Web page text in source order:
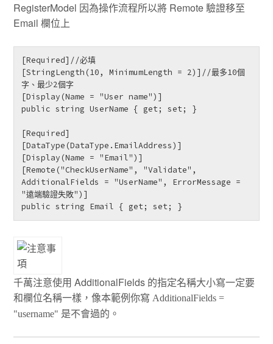
RegisterModel 因為操作流程所以將 Remote 驗證移至
Email 欄位上
[Required]//必填
[StringLength(10, MinimumLength = 2)]//最多10個
字、最少2個字
[Display(Name = "User name")]
public string UserName { get; set; }
[Required]
[DataType(DataType.EmailAddress)]
[Display(Name = "Email")]
[Remote("CheckUserName", "Validate",
AdditionalFields = "UserName", ErrorMessage =
"遠端驗證失敗")]
public string Email { get; set; }
千萬注意使用 AdditionalFields 的指定名稱大小寫一定要
和欄位名稱一樣，像本範例你寫 AdditionalFields =
"username" 是不會過的。